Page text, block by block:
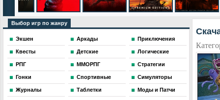
Выбор игр по жанру
Экшен Аркады Приключения
Квесты Детские Логические
РПГ ММОРПГ Стратегии
Гонки Спортивные Симуляторы
Журналы Таблетки Моды и Патчи